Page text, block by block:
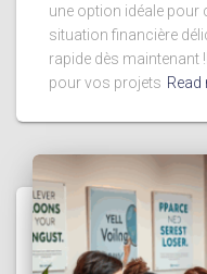
une option idéale pour
situation financière
rapide dès maintenant
pour vos projets Read